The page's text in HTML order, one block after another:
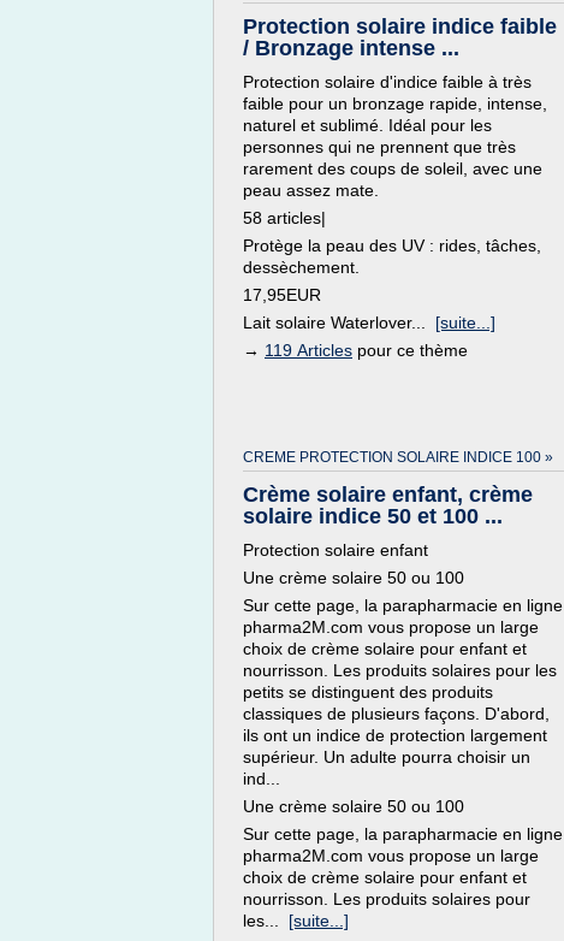
Protection solaire indice faible
/ Bronzage intense ...
Protection solaire d'indice faible à très
faible pour un bronzage rapide, intense,
naturel et sublimé. Idéal pour les
personnes qui ne prennent que très
rarement des coups de soleil, avec une
peau assez mate.
58 articles|
Protège la peau des UV : rides, tâches,
dessèchement.
17,95EUR
Lait solaire Waterlover... [suite...]
→ 119 Articles pour ce thème
CREME PROTECTION SOLAIRE INDICE 100 »
Crème solaire enfant, crème
solaire indice 50 et 100 ...
Protection solaire enfant
Une crème solaire 50 ou 100
Sur cette page, la parapharmacie en ligne
pharma2M.com vous propose un large
choix de crème solaire pour enfant et
nourrisson. Les produits solaires pour les
petits se distinguent des produits
classiques de plusieurs façons. D'abord,
ils ont un indice de protection largement
supérieur. Un adulte pourra choisir un
ind...
Une crème solaire 50 ou 100
Sur cette page, la parapharmacie en ligne
pharma2M.com vous propose un large
choix de crème solaire pour enfant et
nourrisson. Les produits solaires pour
les... [suite...]